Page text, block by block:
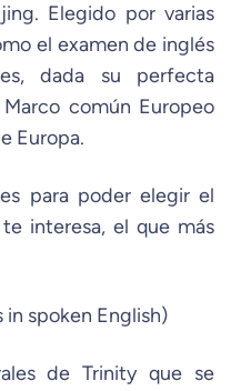
Elegido por varias
el examen de inglés
dada su perfecta
común Europeo
Europa.
para poder elegir el
interesa, el que más
in spoken English)
de Trinity que se